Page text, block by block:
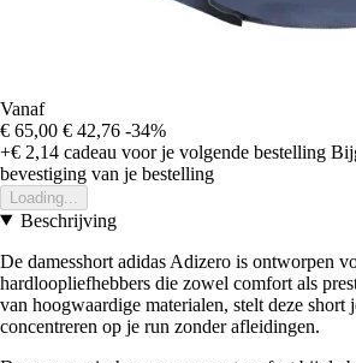
Vanaf
€ 65,00 € 42,76 -34%
+€ 2,14 cadeau voor je volgende bestelling
bevestiging van je bestelling
Loading...
Beschrijving
De damesshort adidas Adizero is ontworpen
hardloopliefhebbers die zowel comfort als
van hoogwaardige materialen, stelt deze short
concentreren op je run zonder afleidingen.